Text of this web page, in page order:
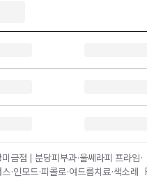
금점 | 분당피부과·울쎄라피 프라임·
·인모드·피콜로·여드름치료·색소레